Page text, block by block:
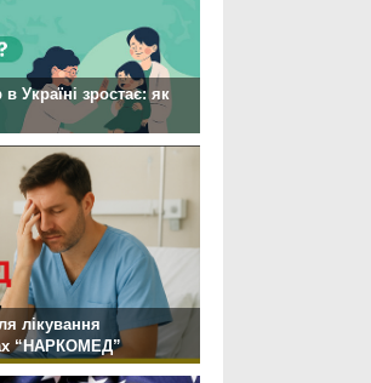
Україні зростає: як
лікування
“НАРКОМЕД”